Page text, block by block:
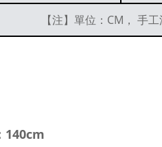
【注】單位：CM， 手
140cm